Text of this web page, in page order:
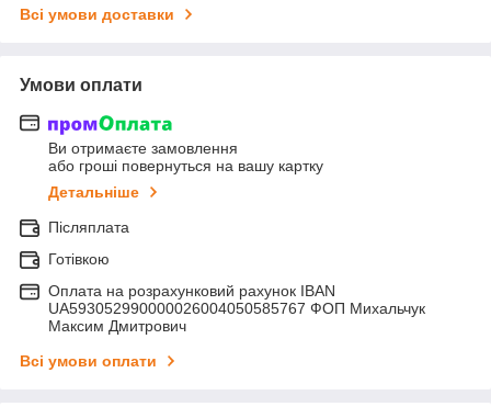
Всі умови доставки
Умови оплати
Ви отримаєте замовлення
або гроші повернуться на вашу картку
Детальніше
Післяплата
Готівкою
Оплата на розрахунковий рахунок IBAN
UA593052990000026004050585767 ФОП Михальчук
Максим Дмитрович
Всі умови оплати